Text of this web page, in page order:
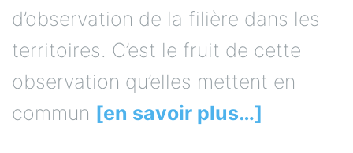
d’observation de la filière dans les
territoires. C’est le fruit de cette
observation qu’elles mettent en
commun [en savoir plus…]